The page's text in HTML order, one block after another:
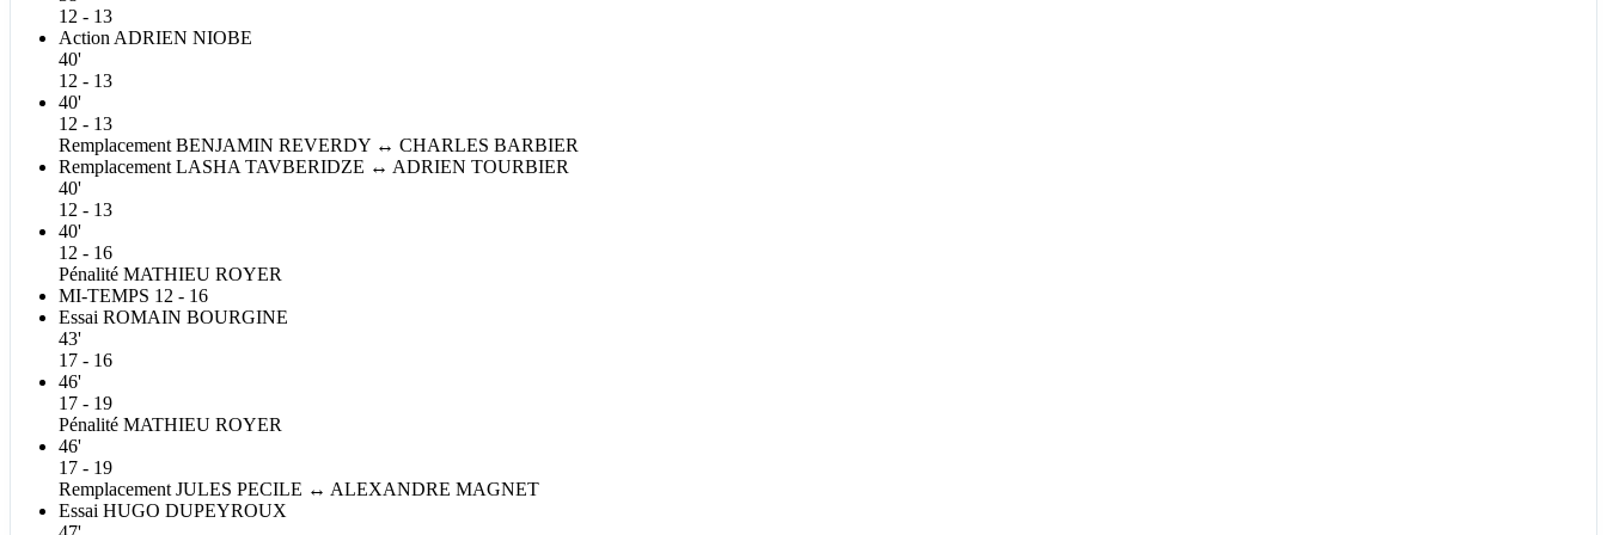
12 - 13
Action ADRIEN NIOBE
40'
12 - 13
40'
12 - 13
Remplacement BENJAMIN REVERDY ↔ CHARLES BARBIER
Remplacement LASHA TAVBERIDZE ↔ ADRIEN TOURBIER
40'
12 - 13
40'
12 - 16
Pénalité MATHIEU ROYER
MI-TEMPS 12 - 16
Essai ROMAIN BOURGINE
43'
17 - 16
46'
17 - 19
Pénalité MATHIEU ROYER
46'
17 - 19
Remplacement JULES PECILE ↔ ALEXANDRE MAGNET
Essai HUGO DUPEYROUX